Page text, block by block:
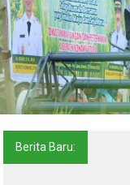
Berita Baru: